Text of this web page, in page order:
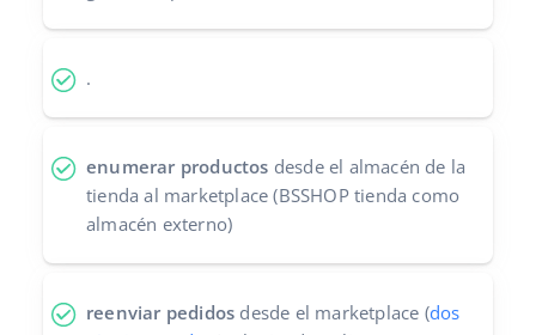
中文
.
enumerar productos desde el almacén de la
tienda al marketplace (BSSHOP tienda como
almacén externo)
reenviar pedidos desde el marketplace (dos